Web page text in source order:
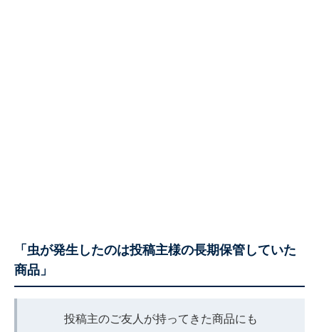
「虫が発生したのは投稿主様の長期保管していた
商品」
投稿主のご友人が持ってきた商品にも